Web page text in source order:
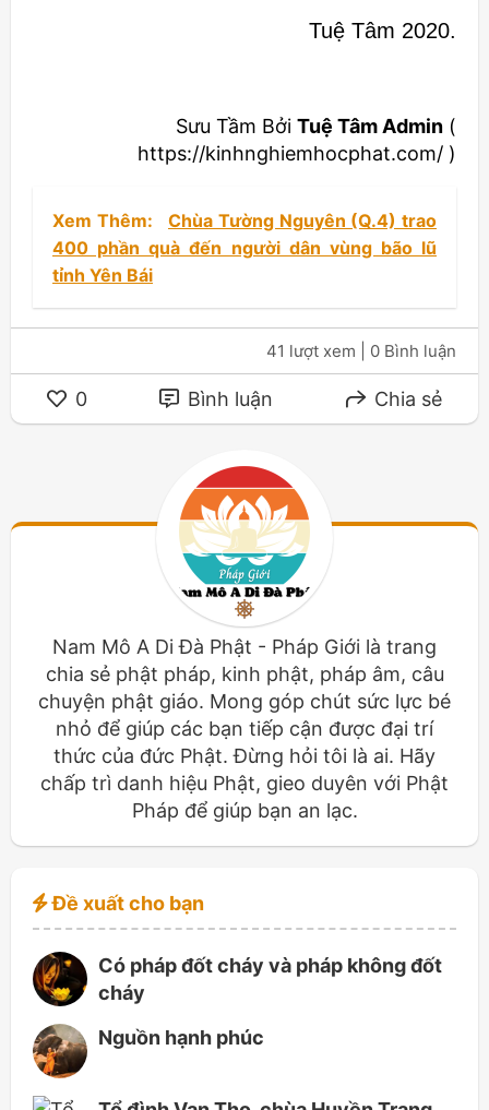
Tuệ Tâm 2020.
Sưu Tầm Bởi Tuệ Tâm Admin (
https://kinhnghiemhocphat.com/ )
Xem Thêm:
Chùa Tường Nguyên (Q.4) trao
400 phần quà đến người dân vùng bão lũ
tỉnh Yên Bái
41 lượt xem | 0 Bình luận
0 Bình luận Chia sẻ
Nam Mô A Di Đà Phật - Pháp Giới là trang
chia sẻ phật pháp, kinh phật, pháp âm, câu
chuyện phật giáo. Mong góp chút sức lực bé
nhỏ để giúp các bạn tiếp cận được đại trí
thức của đức Phật. Đừng hỏi tôi là ai. Hãy
chấp trì danh hiệu Phật, gieo duyên với Phật
Pháp để giúp bạn an lạc.
Đề xuất cho bạn
Có pháp đốt cháy và pháp không đốt
cháy
Nguồn hạnh phúc